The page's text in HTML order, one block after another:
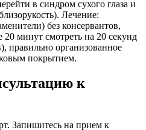
в синдром сухого глаза и
Лечение:
без консервантов,
минут смотреть на 20 секунд
правильно организованное
покрытием.
к
Запишитесь на прием к